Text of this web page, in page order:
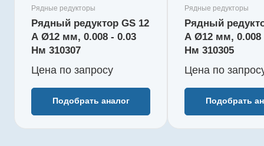
Рядные редукторы
Рядный редуктор GS 12
A Ø12 мм, 0.008 - 0.03
Нм 310307
Цена по запросу
Подобрать аналог
момент, Нм
Редукция
31 : 1
73
Длина редуктора L1, мм
12
Рядные редукторы
Рядный
A Ø12 мм, 0.008
Нм 310305
Цена по запр
Подобрать
момент, Нм
Редукция
22 : 1
73
Длина
12